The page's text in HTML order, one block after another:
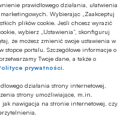
prawidłowego działania, ułatwienia
Wybierając „Zaakceptuj
plików cookie. Jeśli chcesz wyrazić
wybierz „Ustawienia”, skonfiguruj
że możesz zmienić swoje ustawienia w
stopce portalu. Szczegółowe informacje o
Twoje dane, a także o
prywatności
działania strony internetowej,
strony umożliwiające, m.in.
nawigacja na stronie internetowej, czy
po płatności
– wakacyjna przygoda
kluczowy etap – to